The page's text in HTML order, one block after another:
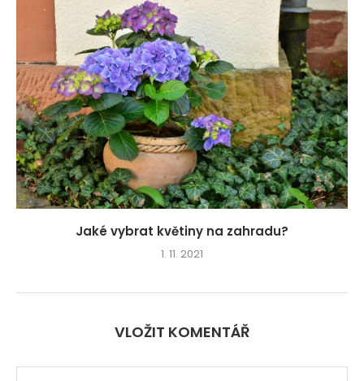
Jaké vybrat květiny na zahradu?
1. 11. 2021
VLOŽIT KOMENTÁŘ